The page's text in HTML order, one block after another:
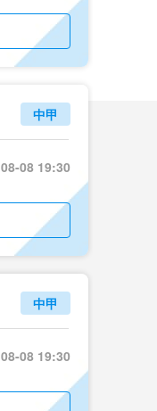
中甲
08-08 19:30
中甲
08-08 19:30